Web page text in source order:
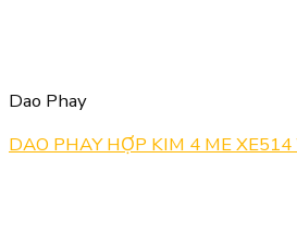
Dao Phay
DAO PHAY HỢP KIM 4 ME